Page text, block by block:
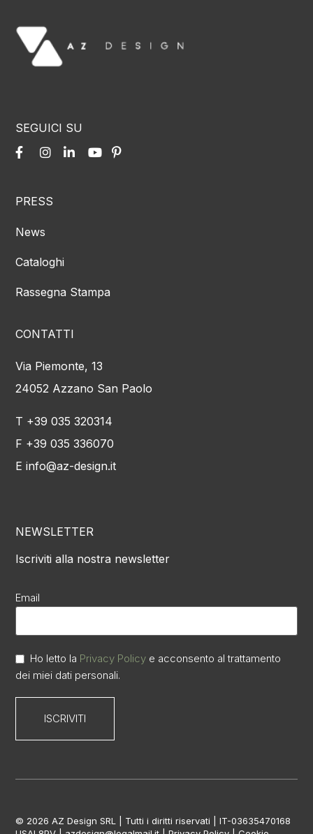
SEGUICI SU
PRESS
News
Cataloghi
Rassegna Stampa
CONTATTI
Via Piemonte, 13
24052 Azzano San Paolo
T +39 035 320314
F +39 035 336070
E info@az-design.it
NEWSLETTER
Iscriviti alla nostra newsletter
Email
Ho letto la Privacy Policy e acconsento al trattamento
dei miei dati personali.
© 2026 AZ Design SRL | Tutti i diritti riservati | IT-03635470168